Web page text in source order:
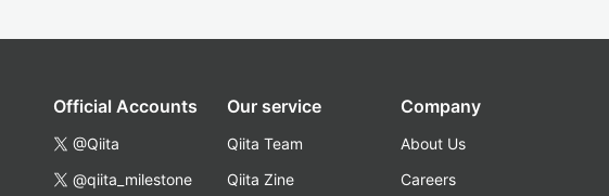
Official Accounts
@Qiita
@qiita_milestone
Our service
Qiita Team
Qiita Zine
Company
About Us
Careers